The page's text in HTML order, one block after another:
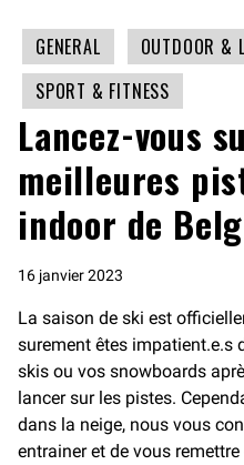
GENERAL
OUTDOOR &
SPORT & FITNESS
Lancez-vous
meilleures
indoor de
16 janvier 2023
La saison de ski est
surement êtes impatient.e.s
skis ou vos snowboards
lancer sur les pistes.
dans la neige, nous vous
entrainer et de vous